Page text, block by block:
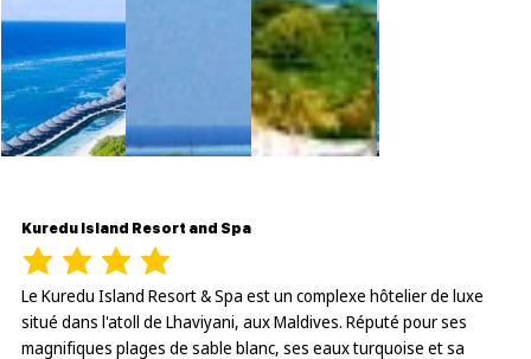
Kuredu Island Resort and Spa
Le Kuredu Island Resort & Spa est un complexe hôtelier de luxe
situé dans l'atoll de Lhaviyani, aux Maldives. Réputé pour ses
magnifiques plages de sable blanc, ses eaux turquoise et sa